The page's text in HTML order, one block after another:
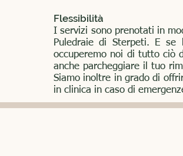
Flessibilità
I servizi sono prenotati in
Puledraie di Sterpeti. E
occuperemo noi di tutto ciò
anche parcheggiare il tuo
Siamo inoltre in grado di
in clinica in caso di